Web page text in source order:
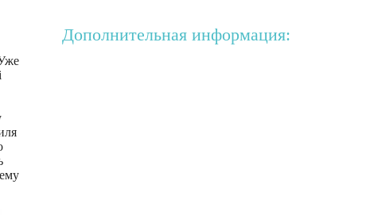
Дополнительная информация: